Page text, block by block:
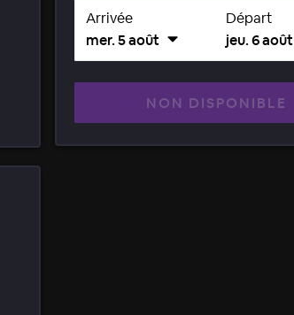
Arrivée
mer. 5 août
Départ
jeu. 6 août
NON DISPONIBLE